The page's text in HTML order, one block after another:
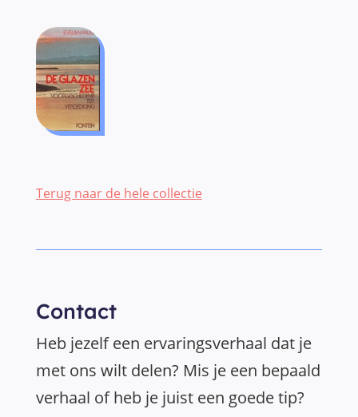
Terug naar de hele collectie
Contact
Heb jezelf een ervaringsverhaal dat je
met ons wilt delen? Mis je een bepaald
verhaal of heb je juist een goede tip?